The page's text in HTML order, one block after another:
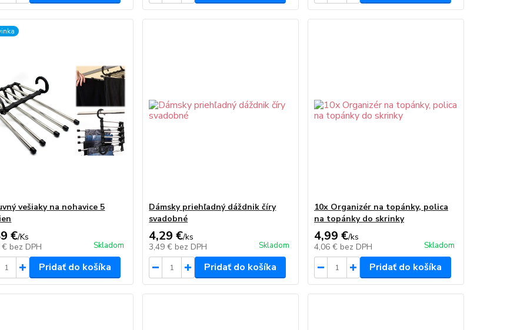
vešiaky na nohavice 5
€/Ks
€ bez DPH Skladom
Pridať do košíka
Dámsky priehľadný dáždnik číry
svadobné
4,29 €/ks
3,49 € bez DPH Skladom
Pridať do košíka
10x Organizér na topánky, polica
na topánky do skrinky
4,99 €/ks
4,06 € bez DPH Skladom
Pridať do košíka